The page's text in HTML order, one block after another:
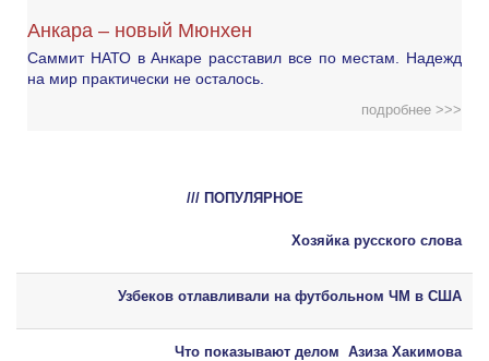
Анкара – новый Мюнхен
Саммит НАТО в Анкаре расставил все по местам. Надежд
на мир практически не осталось.
подробнее >>>
/// ПОПУЛЯРНОЕ
Хозяйка русского слова
Узбеков отлавливали на футбольном ЧМ в США
Что показывают делом Азиза Хакимова